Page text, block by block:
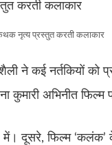
नृत्य प्रस्तुत करती कलाकार
ने कई नर्तकियों को
कुमारी अभिनीत फिल्म
में। दूसरे, फिल्म ‘कलंक’